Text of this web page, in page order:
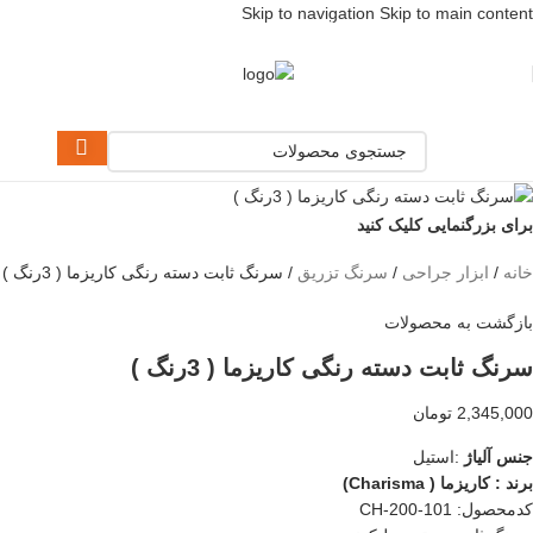
Skip to navigation Skip to main content
[ یکبار خرید و یک عمر استفاده ]
برای بزرگنمایی کلیک کنید
خانه / ابزار جراحی / سرنگ تزریق / سرنگ ثابت دسته رنگی کاریزما ( 3رنگ )
بازگشت به محصولات
سرنگ ثابت دسته رنگی کاریزما ( 3رنگ )
2,345,000 تومان
جنس آلیاژ :استیل
برند : کاریزما ( Charisma)
کدمحصول: CH-200-101